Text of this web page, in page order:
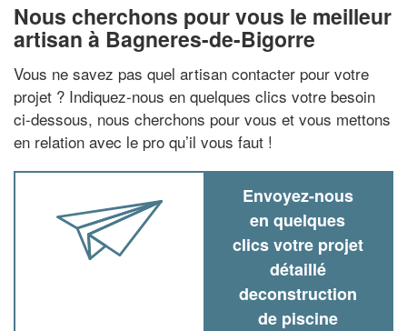
Nous cherchons pour vous le meilleur
artisan à Bagneres-de-Bigorre
Vous ne savez pas quel artisan contacter pour votre
projet ? Indiquez-nous en quelques clics votre besoin
ci-dessous, nous cherchons pour vous et vous mettons
en relation avec le pro qu’il vous faut !
Envoyez-nous
en quelques
clics votre projet
détaillé
deconstruction
de piscine